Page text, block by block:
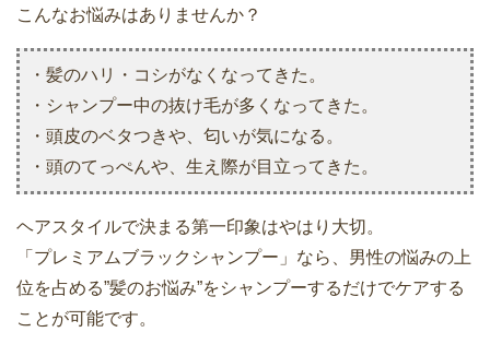
こんなお悩みはありませんか？
・髪のハリ・コシがなくなってきた。
・シャンプー中の抜け毛が多くなってきた。
・頭皮のベタつきや、匂いが気になる。
・頭のてっぺんや、生え際が目立ってきた。
ヘアスタイルで決まる第一印象はやはり大切。
「プレミアムブラックシャンプー」なら、男性の悩みの上
位を占める”髪のお悩み”をシャンプーするだけでケアする
ことが可能です。